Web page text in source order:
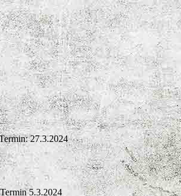
27.3.2024
5.3.2024